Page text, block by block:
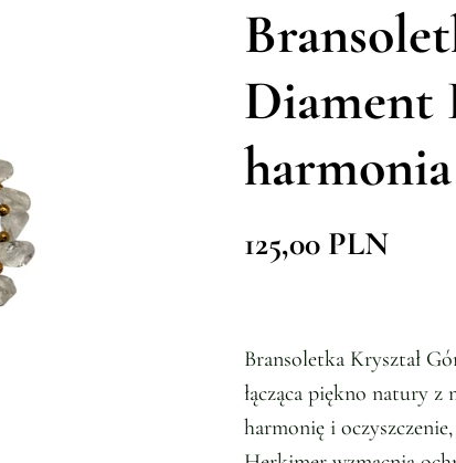
Diament
harmonia
Bransoletka Kryształ
łącząca piękno natury z
harmonię i
125,00 PLN